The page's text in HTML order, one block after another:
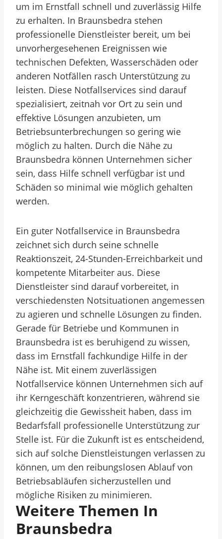
um im Ernstfall schnell und zuverlässig Hilfe
zu erhalten. In Braunsbedra stehen
professionelle Dienstleister bereit, um bei
unvorhergesehenen Ereignissen wie
technischen Defekten, Wasserschäden oder
anderen Notfällen rasch Unterstützung zu
leisten. Diese Notfallservices sind darauf
spezialisiert, zeitnah vor Ort zu sein und
effektive Lösungen anzubieten, um
Betriebsunterbrechungen so gering wie
möglich zu halten. Durch die Nähe zu
Braunsbedra können Unternehmen sicher
sein, dass Hilfe schnell verfügbar ist und
Schäden so minimal wie möglich gehalten
werden.
Ein guter Notfallservice in Braunsbedra
zeichnet sich durch seine schnelle
Reaktionszeit, 24-Stunden-Erreichbarkeit und
kompetente Mitarbeiter aus. Diese
Dienstleister sind darauf vorbereitet, in
verschiedensten Notsituationen angemessen
zu agieren und schnelle Lösungen zu finden.
Gerade für Betriebe und Kommunen in
Braunsbedra ist es beruhigend zu wissen,
dass im Ernstfall fachkundige Hilfe in der
Nähe ist. Mit einem zuverlässigen
Notfallservice können Unternehmen sich auf
ihr Kerngeschäft konzentrieren, während sie
gleichzeitig die Gewissheit haben, dass im
Bedarfsfall professionelle Unterstützung zur
Stelle ist. Für die Zukunft ist es entscheidend,
sich auf solche Dienstleistungen verlassen zu
können, um den reibungslosen Ablauf von
Betriebsabläufen sicherzustellen und
mögliche Risiken zu minimieren.
Weitere Themen In
Braunsbedra